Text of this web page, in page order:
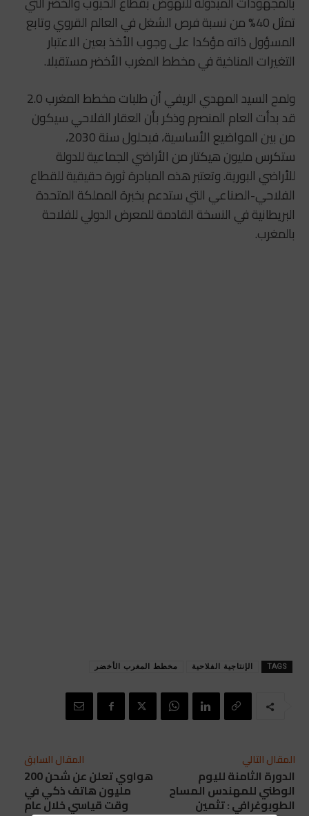
تمثل 40% من نسبة فرص الشغل في العالم القروي وتابع
المسؤول ذاته مؤكدا على وجوب الأخذ بعين الاعتبار
التغيرات المناخية في مخطط المغرب الأخضر مستقبلا.
ولمح السيد المهدي الريفي أن طلبات مخطط المغرب 2.0
قد بدأت العام المنصرم وذكر بأن العقار الفلاحي سيكون
من بين المواضيع الأساسية، فبحلول سنة 2030،
ستكرس مليون هيكتار من الأراضي الجماعية للدولة
للأراضي البورية. وتعتبر هذه المبادرة ثورة حقيقية للقطاع
الفلاحي-الصناعي التي ستدعم بخبرة المملكة المتحدة
البريطانية في النسخة القادمة للمعرض الدولي للفلاحة
بالمغرب.
TAGS الإنتاجية الفلاحية مخطط المغرب الأخضر
المقال السابق
هواوي تعلن عن شحن 200
مليون هاتف ذكي في
وقت قياسي خلال عام
المقال التالي
الدورة الثامنة لليوم
الوطني للمهندس المساح
الطوبوغرافي : تثمين